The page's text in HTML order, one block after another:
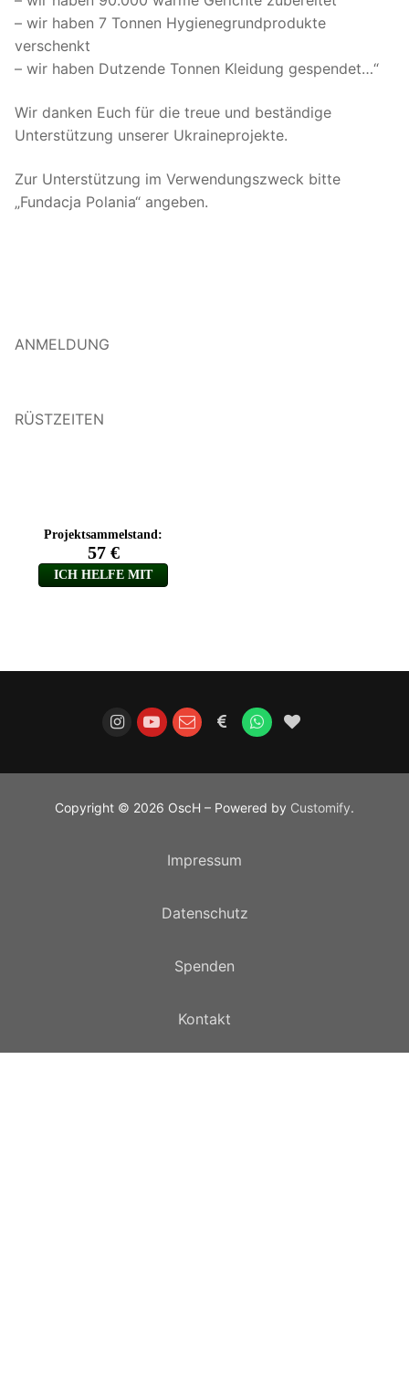
– wir haben 7 Tonnen Hygienegrundprodukte
verschenkt
– wir haben Dutzende Tonnen Kleidung gespendet…“
Wir danken Euch für die treue und beständige
Unterstützung unserer Ukraineprojekte.
Zur Unterstützung im Verwendungszweck bitte
„Fundacja Polania“ angeben.
ANMELDUNG
RÜSTZEITEN
Copyright © 2026 OscH – Powered by Customify.
Impressum
Datenschutz
Spenden
Kontakt